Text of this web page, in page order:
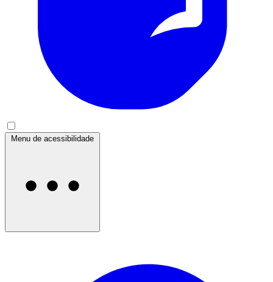
Menu de acessibilidade